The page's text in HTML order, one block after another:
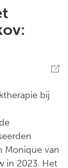
bij
Monique van
in 2023. Het